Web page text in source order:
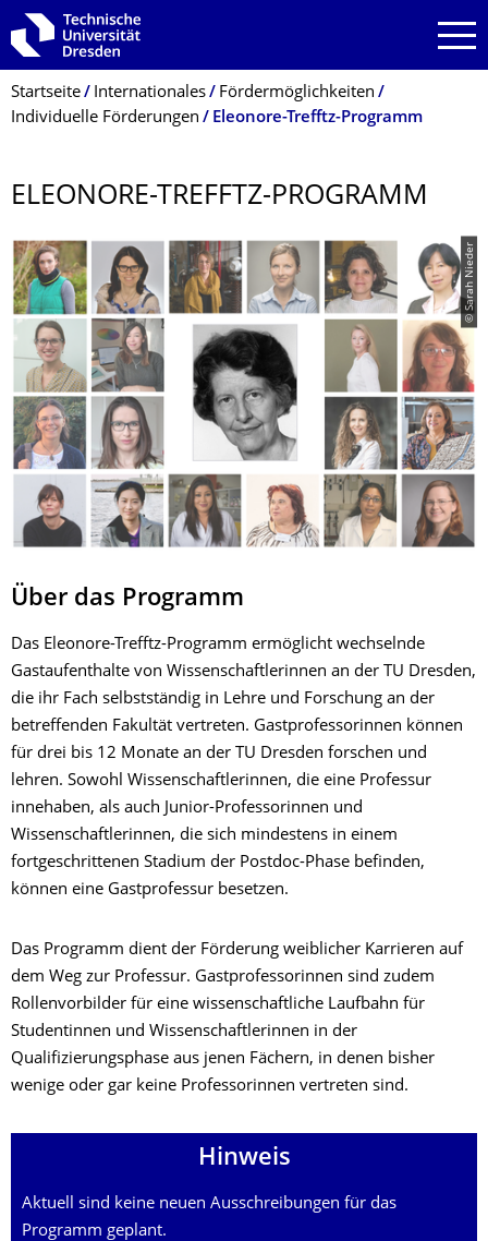
Zur Hauptnavigation springen
Zur Suche springen
Zum Inhalt springen
Breadcrumb-Menü
Startseite Internationales
Fördermöglichkeiten
Individuelle Förderungen
Eleonore-Trefftz-Programm
ELEONORE-TREFFTZ-PROGRAMM
© Sarah Nieder
Über das Programm
Das Eleonore-Trefftz-Programm ermöglicht wechselnde
Gastaufenthalte von Wissenschaftlerinnen an der TU Dresden,
die ihr Fach selbstständig in Lehre und Forschung an der
betreffenden Fakultät vertreten. Gastprofessorinnen können
für drei bis 12 Monate an der TU Dresden forschen und
lehren. Sowohl Wissenschaftlerinnen, die eine Professur
innehaben, als auch Junior-Professorinnen und
Wissenschaftlerinnen, die sich mindestens in einem
fortgeschrittenen Stadium der Postdoc-Phase befinden,
können eine Gastprofessur besetzen.
Das Programm dient der Förderung weiblicher Karrieren auf
dem Weg zur Professur. Gastprofessorinnen sind zudem
Rollenvorbilder für eine wissenschaftliche Laufbahn für
Studentinnen und Wissenschaftlerinnen in der
Qualifizierungsphase aus jenen Fächern, in denen bisher
wenige oder gar keine Professorinnen vertreten sind.
Hinweis
Aktuell sind keine neuen Ausschreibungen für das
Programm geplant.